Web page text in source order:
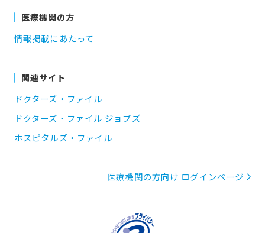
医療機関の方
情報掲載にあたって
関連サイト
ドクターズ・ファイル
ドクターズ・ファイル ジョブズ
ホスピタルズ・ファイル
医療機関の方向け ログインページ